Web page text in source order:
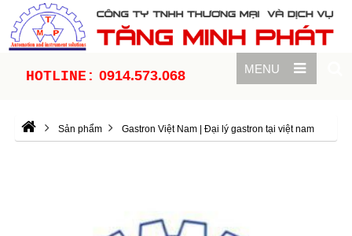
HOTLINE: 0914.573.068 MENU
Sản phẩm Gastron Việt Nam | Đại lý gastron tại việt nam